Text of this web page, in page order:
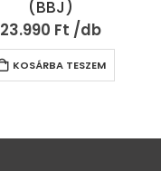
(BBJ)
23.990 Ft
KOSÁRBA TESZEM